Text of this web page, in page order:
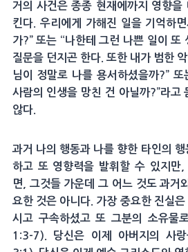
거의 사건은 종종 현재에까지 영향을
킨다. 우리에게 가해진 일을 기억하
가?” 또는 “나한테 그런 나쁜 일이 또
질문을 던지곤 한다. 또한 내가 범한
님이 정말로 나를 용서하셨을까?”
사람의 인생을 망친 건 아닐까?”라고
않다.
과거 나의 행동과 나를 향한 타인의
하고 또 영향력을 발휘할 수 있지만,
면, 그것들 가운데 그 어느 것도 과거
요한 것은 아니다. 가장 중요한 진실
시고 구속하셨고 또 그분의 소유물
1:3-7). 당신은 이제 아버지의 사랑